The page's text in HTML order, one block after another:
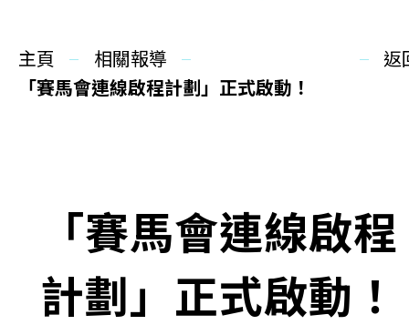
同你講故事
相關報導
關於本會
主頁
相關報導
「賽馬會連線啟程計劃」正式啟動！
返
「賽馬會連線啟程
計劃」正式啟動！